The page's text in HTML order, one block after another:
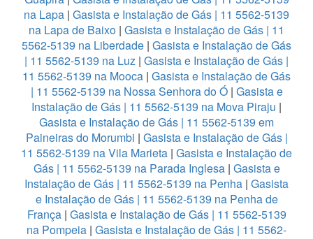
na Lapa | Gasista e Instalação de Gás | 11 5562-5139
na Lapa de Baixo | Gasista e Instalação de Gás | 11
5562-5139 na Liberdade | Gasista e Instalação de Gás
| 11 5562-5139 na Luz | Gasista e Instalação de Gás |
11 5562-5139 na Mooca | Gasista e Instalação de Gás
| 11 5562-5139 na Nossa Senhora do Ó| Gasista e
Instalação de Gás | 11 5562-5139 na Mova Piraju |
Gasista e Instalação de Gás | 11 5562-5139 em
Paineiras do Morumbi | Gasista e Instalação de Gás |
11 5562-5139 na Vila Marieta | Gasista e Instalação de
Gás | 11 5562-5139 na Parada Inglesa | Gasista e
Instalação de Gás | 11 5562-5139 na Penha | Gasista
e Instalação de Gás | 11 5562-5139 na Penha de
França | Gasista e Instalação de Gás | 11 5562-5139
na Pompeia | Gasista e Instalação de Gás | 11 5562-